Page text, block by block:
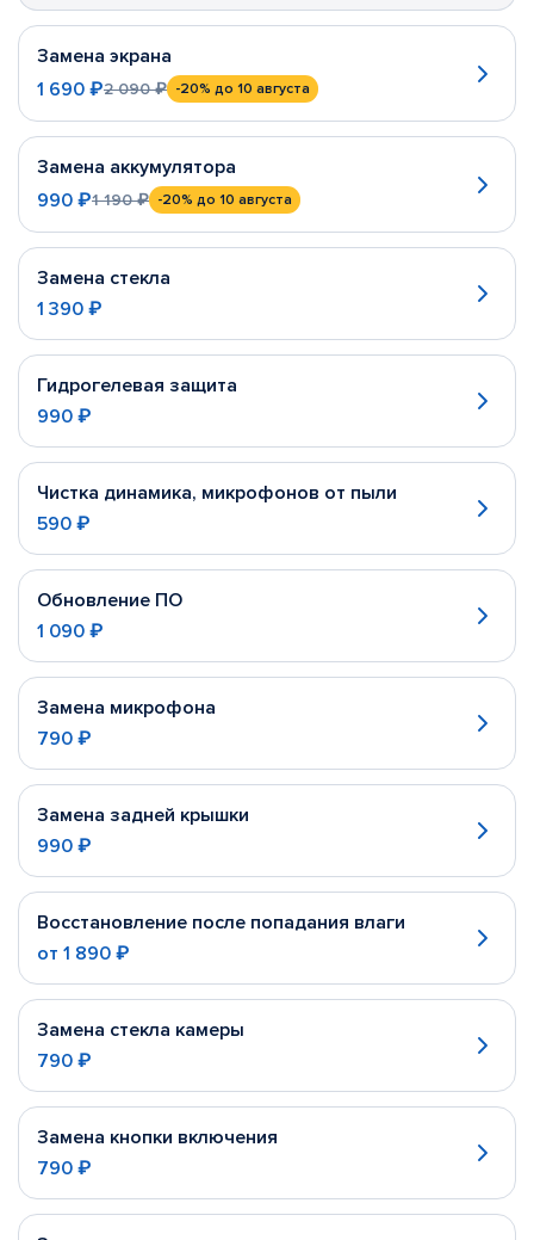
Замена экрана
1 690 ₽2 090 ₽ -20% до 10 августа
Замена аккумулятора
990 ₽1 190 ₽ -20% до 10 августа
Замена стекла
1 390 ₽
Гидрогелевая защита
990 ₽
Чистка динамика, микрофонов от пыли
590 ₽
Обновление ПО
1 090 ₽
Замена микрофона
790 ₽
Замена задней крышки
990 ₽
Восстановление после попадания влаги
от 1 890 ₽
Замена стекла камеры
790 ₽
Замена кнопки включения
790 ₽